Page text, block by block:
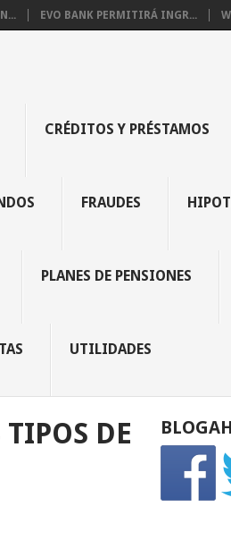
EVO BANK PERMITIRÁ INGR...
CRÉDITOS Y PRÉSTAMOS
FRAUDES
PLANES DE PENSIONES
UTILIDADES
DE